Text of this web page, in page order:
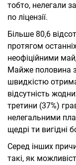
тобто, нелегали
по ліцензії.
Більше 80,6
протягом
неофіційними
Майже половина з
швидкістю
відсутність
третини (37%)
нелегальними
щедрі ти вигідні
Серед інших
такі, як